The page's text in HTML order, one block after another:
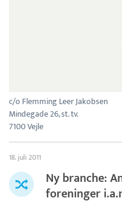
c/o Flemming Leer Jakobsen
Mindegade 26, st. tv.
7100 Vejle
18. juli 2011
Ny branche:
foreninger